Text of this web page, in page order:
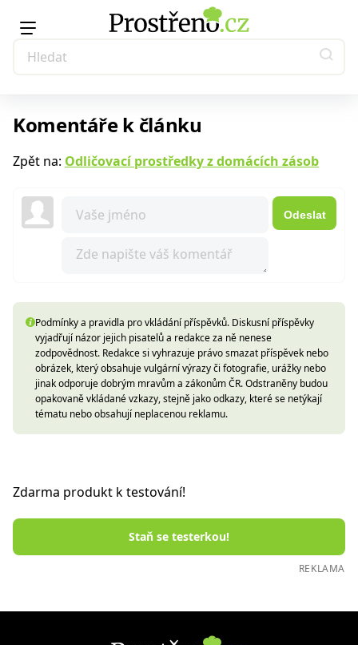
Komentáře k článku
Zpět na: Odličovací prostředky z domácích zásob
Odeslat
Podmínky a pravidla pro vkládání příspěvků. Diskusní příspěvky
vyjadřují názor jejich pisatelů a redakce za ně nenese
zodpovědnost. Redakce si vyhrazuje právo smazat příspěvek nebo
obrázek, který obsahuje vulgární výrazy či fotografie, urážky nebo
jinak odporuje dobrým mravům a zákonům ČR. Odstraněny budou
opakovaně vkládané vzkazy, stejně jako odkazy, které se netýkají
tématu nebo obsahují neplacenou reklamu.
Zdarma produkt k testování!
Staň se testerkou!
REKLAMA